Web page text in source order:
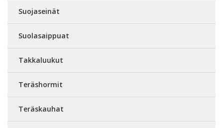
Suojaseinät
Suolasaippuat
Takkaluukut
Teräshormit
Teräskauhat